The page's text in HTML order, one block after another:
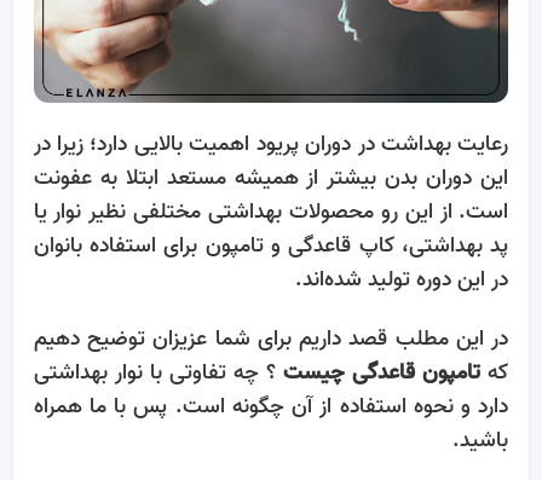
رعایت بهداشت در دوران پریود اهمیت بالایی دارد؛ زیرا در
این دوران بدن بیشتر از همیشه مستعد ابتلا به عفونت
است. از این رو محصولات بهداشتی مختلفی نظیر نوار یا
پد بهداشتی، کاپ قاعدگی و تامپون برای استفاده بانوان
در این دوره تولید شده‌اند.
در این مطلب قصد داریم برای شما عزیزان توضیح دهیم
کهتامپون قاعدگی چیست؟ چه تفاوتی با نوار بهداشتی
دارد و نحوه استفاده از آن چگونه است. پس با ما همراه
باشید.